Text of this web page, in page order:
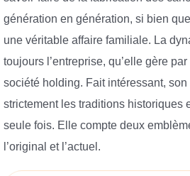
génération en génération, si bien
une véritable affaire familiale. La
toujours l’entreprise, qu’elle gère
société holding. Fait intéressant,
strictement les traditions historiques
seule fois. Elle compte deux
l’original et l’actuel.